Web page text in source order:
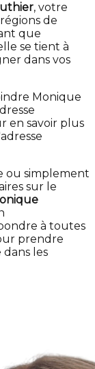
, votre
de
que
se tient à
dans vos
Monique
en savoir plus
ou simplement
sur le
à toutes
prendre
les